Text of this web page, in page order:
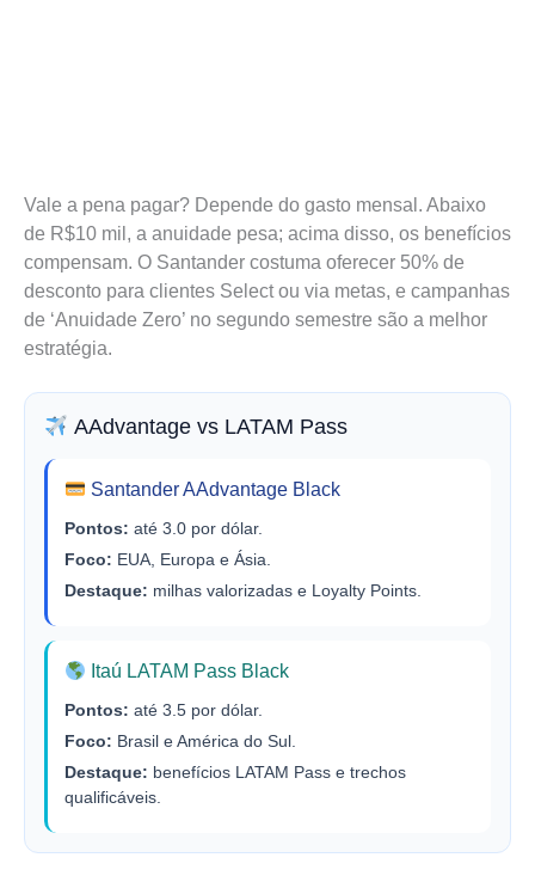
Vale a pena pagar? Depende do gasto mensal. Abaixo
de R$10 mil, a anuidade pesa; acima disso, os benefícios
compensam. O Santander costuma oferecer 50% de
desconto para clientes Select ou via metas, e campanhas
de ‘Anuidade Zero’ no segundo semestre são a melhor
estratégia.
AAdvantage vs LATAM Pass
Santander AAdvantage Black
Pontos: até 3.0 por dólar.
Foco: EUA, Europa e Ásia.
Destaque: milhas valorizadas e Loyalty Points.
Itaú LATAM Pass Black
Pontos: até 3.5 por dólar.
Foco: Brasil e América do Sul.
Destaque: benefícios LATAM Pass e trechos
qualificáveis.